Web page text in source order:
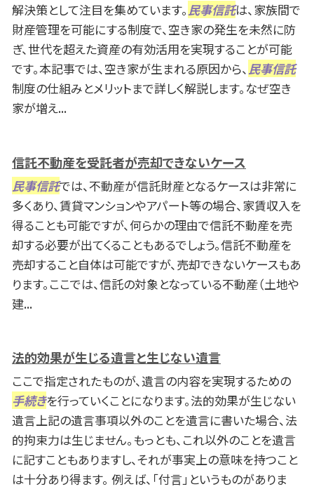
解決策として注目を集めています。民事信託は、家族間で
財産管理を可能にする制度で、空き家の発生を未然に防
ぎ、世代を超えた資産の有効活用を実現することが可能
です。本記事では、空き家が生まれる原因から、民事信託
制度の仕組みとメリットまで詳しく解説します。なぜ空き
家が増え...
信託不動産を受託者が売却できないケース
民事信託では、不動産が信託財産となるケースは非常に
多くあり、賃貸マンションやアパート等の場合、家賃収入を
得ることも可能ですが、何らかの理由で信託不動産を売
却する必要が出てくることもあるでしょう。信託不動産を
売却すること自体は可能ですが、売却できないケースもあ
ります。ここでは、信託の対象となっている不動産（土地や
建...
法的効果が生じる遺言と生じない遺言
ここで指定されたものが、遺言の内容を実現するための
手続きを行っていくことになります。法的効果が生じない
遺言上記の遺言事項以外のことを遺言に書いた場合、法
的拘束力は生じません。もっとも、これ以外のことを遺言
に記すこともありますし、それが事実上の意味を持つこと
は十分あり得ます。 例えば、「付言」というものがありま